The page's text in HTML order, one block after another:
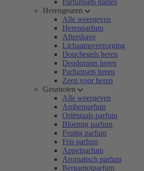
Parfumsets dames
Herengeuren
Alle weergeven
Herenparfum
Aftershave
Lichaamsverzorging
Douchegels heren
Deodorants heren
Parfumsets heren
Zeep voor heren
Geurnoten
Alle weergeven
Amberparfum
Oriëntaals parfum
Bloemig parfum
Fruitig parfum
Fris parfum
Appelparfum
Aromatisch parfum
Bergamotparfum